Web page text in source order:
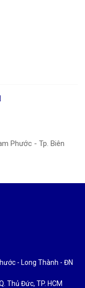
Phước - Tp. Biên
- Long Thành - ĐN
Thủ Đức, TP. HCM